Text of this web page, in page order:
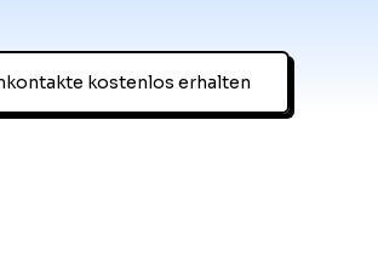
kostenlos erhalten